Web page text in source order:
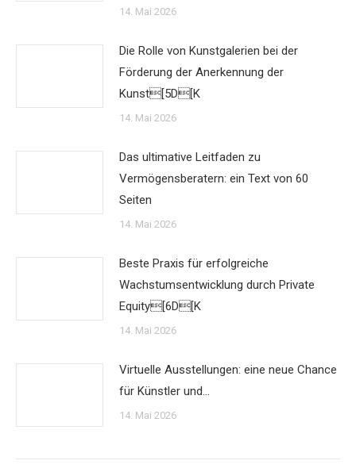
14. Mai 2026
Die Rolle von Kunstgalerien bei der
Förderung der Anerkennung der
Kunst[5D[K
14. Mai 2026
Das ultimative Leitfaden zu
Vermögensberatern: ein Text von 60
Seiten
14. Mai 2026
Beste Praxis für erfolgreiche
Wachstumsentwicklung durch Private
Equity[6D[K
14. Mai 2026
Virtuelle Ausstellungen: eine neue Chance
für Künstler und…
14. Mai 2026